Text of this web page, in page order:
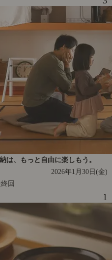
は、もっと自由に楽しもう。
2026年1月30日(金)
回
1